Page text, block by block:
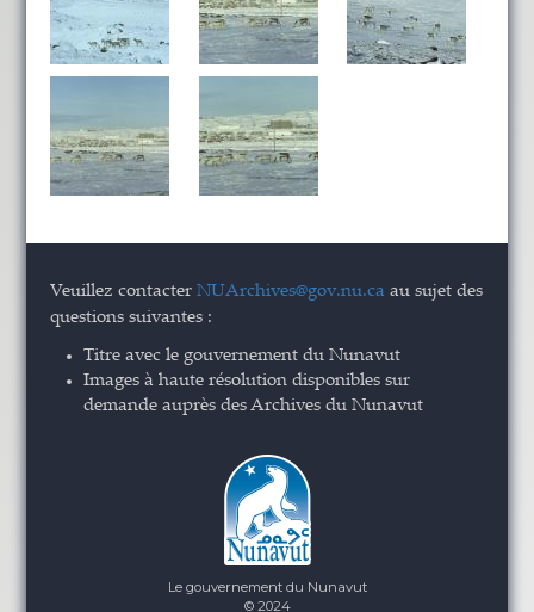
Veuillez contacterNUArchives@gov.nu.ca au sujet des
questions suivantes :
Titre avec le gouvernement du Nunavut
Images à haute résolution disponibles sur
demande auprès des Archives du Nunavut
Le gouvernement du Nunavut
© 2024